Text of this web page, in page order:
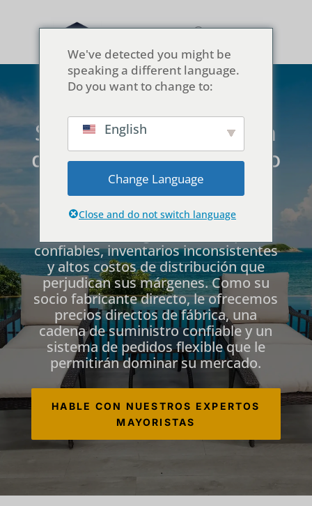
Su socio de fabricación
directa para un negocio
más rentable
confiables, inventarios inconsistentes
y altos costos de distribución que
perjudican sus márgenes. Como su
socio fabricante directo, le ofrecemos
precios directos de fábrica, una
cadena de suministro confiable y un
sistema de pedidos flexible que le
permitirán dominar su mercado.
HABLE CON NUESTROS EXPERTOS
MAYORISTAS
We've detected you might be
speaking a different language.
Do you want to change to:
English
Change Language
Close and do not switch language